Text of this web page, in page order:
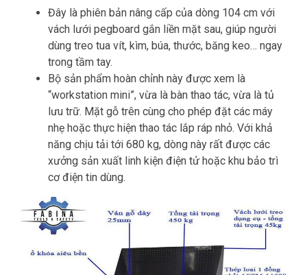
Đây là phiên bản nâng cấp của dòng 104 cm với
vách lưới pegboard gắn liền mặt sau, giúp người
dùng treo tua vít, kìm, búa, thước, băng keo… ngay
trong tầm tay.
Bộ sản phẩm hoàn chỉnh này được xem là
“workstation mini”, vừa là bàn thao tác, vừa là tủ
lưu trữ. Mặt gỗ trên cùng cho phép đặt các máy
nhẹ hoặc thực hiện thao tác lắp ráp nhỏ. Với khả
năng chịu tải tới 680 kg, dòng này rất được các
xưởng sản xuất linh kiện điện tử hoặc khu bảo trì
cơ điện tin dùng.